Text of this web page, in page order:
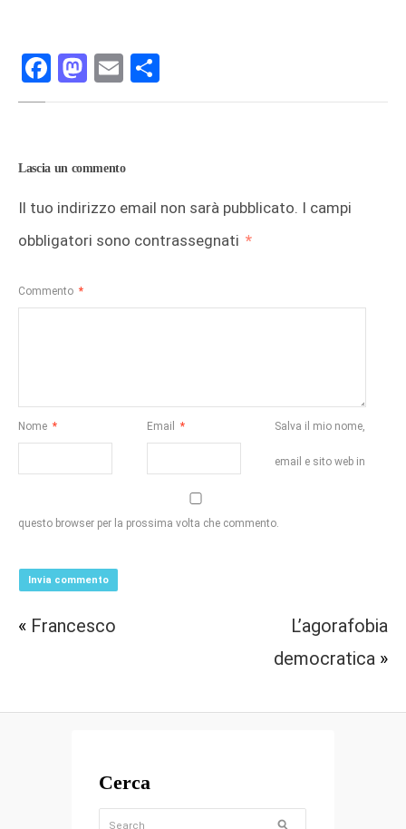
Facebook
Mastodon
Email
Lascia un commento
Il tuo indirizzo email non sarà pubblicato. I campi
obbligatori sono contrassegnati *
Commento *
Nome * Email * Salva il mio nome,
email e sito web in
questo browser per la prossima volta che commento.
« Francesco
L’agorafobia
democratica »
Cerca